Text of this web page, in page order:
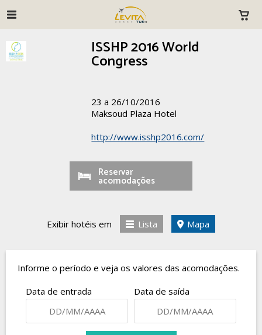
ISSHP 2016 World
Congress
23 a 26/10/2016
Maksoud Plaza Hotel
http://www.isshp2016.com/
Reservar
acomodações
Informe o período e veja os valores das acomodações.
Data de entrada
Data de saída
Exibir hotéis em Lista Mapa